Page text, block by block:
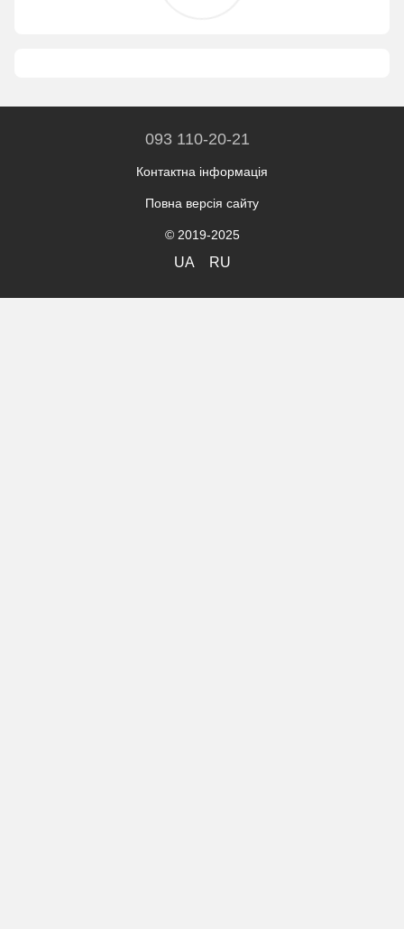
093 110-20-21
Контактна інформація
Повна версія сайту
© 2019-2025
UA RU